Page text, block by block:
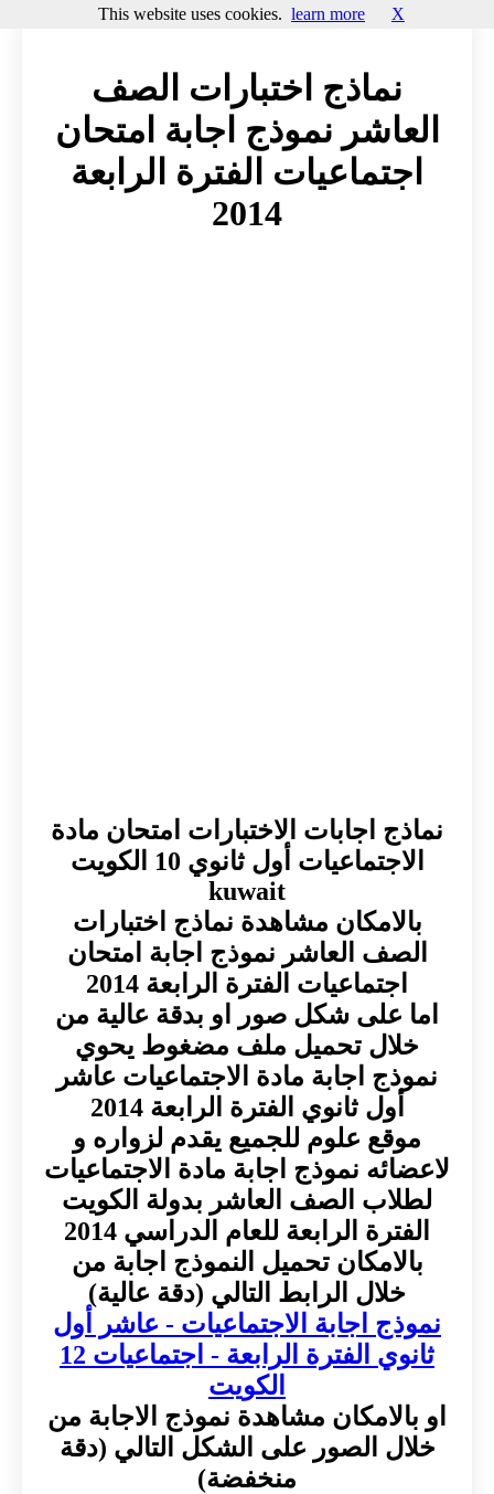
نماذج اختبارات الصف
العاشر نموذج اجابة امتحان
اجتماعيات الفترة الرابعة
2014
نماذج اجابات الاختبارات امتحان مادة
الاجتماعيات أول ثانوي 10 الكويت
kuwait
بالامكان مشاهدة نماذج اختبارات
الصف العاشر نموذج اجابة امتحان
اجتماعيات الفترة الرابعة 2014
اما على شكل صور او بدقة عالية من
خلال تحميل ملف مضغوط يحوي
نموذج اجابة مادة الاجتماعيات عاشر
أول ثانوي الفترة الرابعة 2014
موقع علوم للجميع يقدم لزواره و
لاعضائه نموذج اجابة مادة الاجتماعيات
لطلاب الصف العاشر بدولة الكويت
الفترة الرابعة للعام الدراسي 2014
بالامكان تحميل النموذج اجابة من
خلال الرابط التالي (دقة عالية)
نموذج اجابة الاجتماعيات - عاشر أول
ثانوي الفترة الرابعة - اجتماعيات 12
الكويت
او بالامكان مشاهدة نموذج الاجابة من
خلال الصور على الشكل التالي (دقة
منخفضة)
This website uses cookies. learn more X